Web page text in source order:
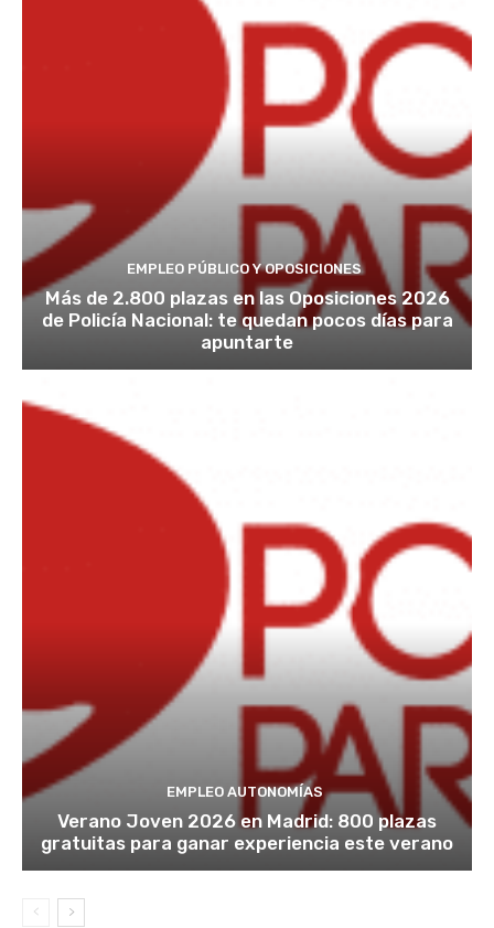
EMPLEO PÚBLICO Y OPOSICIONES
Más de 2.800 plazas en las Oposiciones 2026
de Policía Nacional: te quedan pocos días para
apuntarte
EMPLEO AUTONOMÍAS
Verano Joven 2026 en Madrid: 800 plazas
gratuitas para ganar experiencia este verano